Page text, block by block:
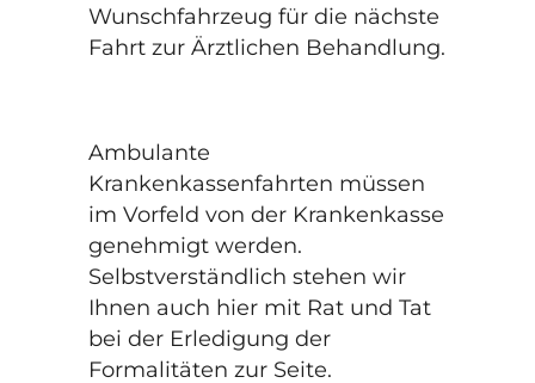
Wunschfahrzeug für die nächste
Fahrt zur Ärztlichen Behandlung.
Ambulante
Krankenkassenfahrten müssen
im Vorfeld von der Krankenkasse
genehmigt werden.
Selbstverständlich stehen wir
Ihnen auch hier mit Rat und Tat
bei der Erledigung der
Formalitäten zur Seite.